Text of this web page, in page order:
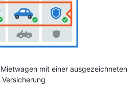
mit einer ausgezeichneten
Versicherung